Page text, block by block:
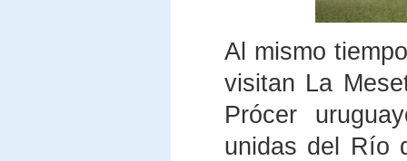
Al mismo
visitan La
Prócer
unidas del Río